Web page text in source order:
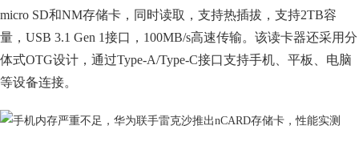
micro SD和NM存储卡，同时读取，支持热插拔，支持2TB容
量，USB 3.1 Gen 1接口，100MB/s高速传输。该读卡器还采用分
体式OTG设计，通过Type-A/Type-C接口支持手机、平板、电脑
等设备连接。